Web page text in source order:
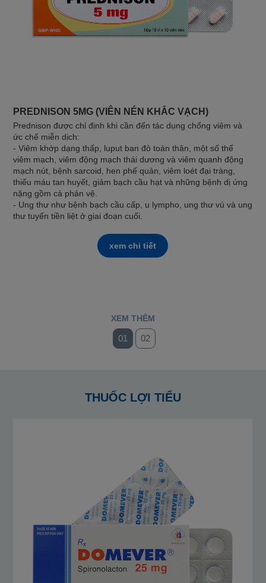
PREDNISON 5MG (VIÊN NÉN KHẮC VẠCH)
Prednison được chỉ định khi cần đến tác dụng chống viêm và
ức chế miễn dịch:
- Viêm khớp dạng thấp, luput ban đỏ toàn thân, một số thể
viêm mạch, viêm động mạch thái dương và viêm quanh động
mạch nút, bệnh sarcoid, hen phế quản, viêm loét đại tràng,
thiếu máu tan huyết, giảm bạch cầu hạt và những bệnh dị ứng
nặng gồm cả phản vệ.
- Ung thư như bệnh bạch cầu cấp, u lympho, ung thư vú và ung
thư tuyến tiền liệt ở giai đoạn cuối.
xem chi tiết
XEM THÊM
01 02
THUỐC LỢI TIỂU